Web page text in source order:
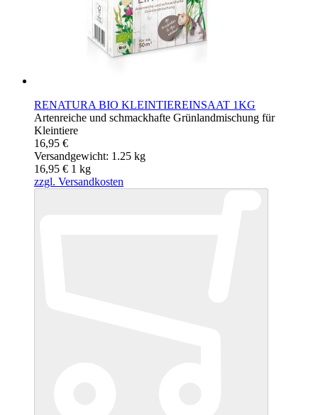
RENATURA BIO KLEINTIEREINSAAT 1KG
Artenreiche und schmackhafte Grünlandmischung für
Kleintiere
16,95 €
Versandgewicht: 1.25 kg
16,95 € 1 kg
zzgl. Versandkosten